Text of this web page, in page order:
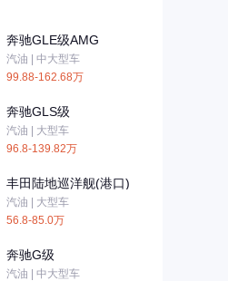
奔驰GLE级AMG
汽油 | 中大型车
99.88-162.68万
奔驰GLS级
汽油 | 大型车
96.8-139.82万
丰田陆地巡洋舰(港口)
汽油 | 大型车
56.8-85.0万
奔驰G级
汽油 | 中大型车